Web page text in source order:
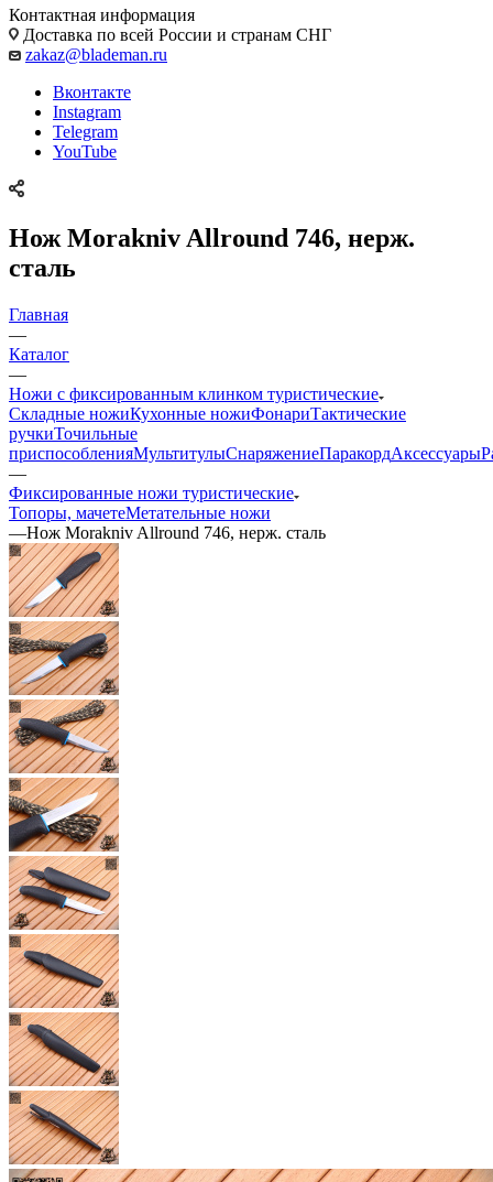
Контактная информация
Доставка по всей России и странам СНГ
zakaz@blademan.ru
Вконтакте
Instagram
Telegram
YouTube
Нож Morakniv Allround 746, нерж.
сталь
Главная
—
Каталог
—
Ножи с фиксированным клинком туристические
Складные ножиКухонные ножиФонариТактические
ручкиТочильные
приспособленияМультитулыСнаряжениеПаракордАксессуары
—
Фиксированные ножи туристические
Топоры, мачетеМетательные ножи
—Нож Morakniv Allround 746, нерж. сталь